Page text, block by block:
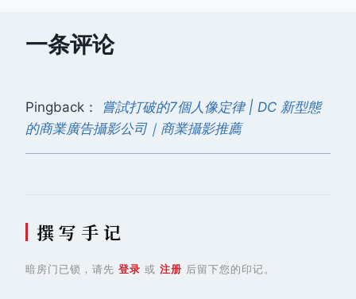
一条评论
Pingback：
嘗試打破的7個人像定律 | DC 新型態
的商業廣告攝影公司｜商業攝影推薦
撰 写 手 记
暗房门已锁，请先 登录 或 注册 后留下您的印记。